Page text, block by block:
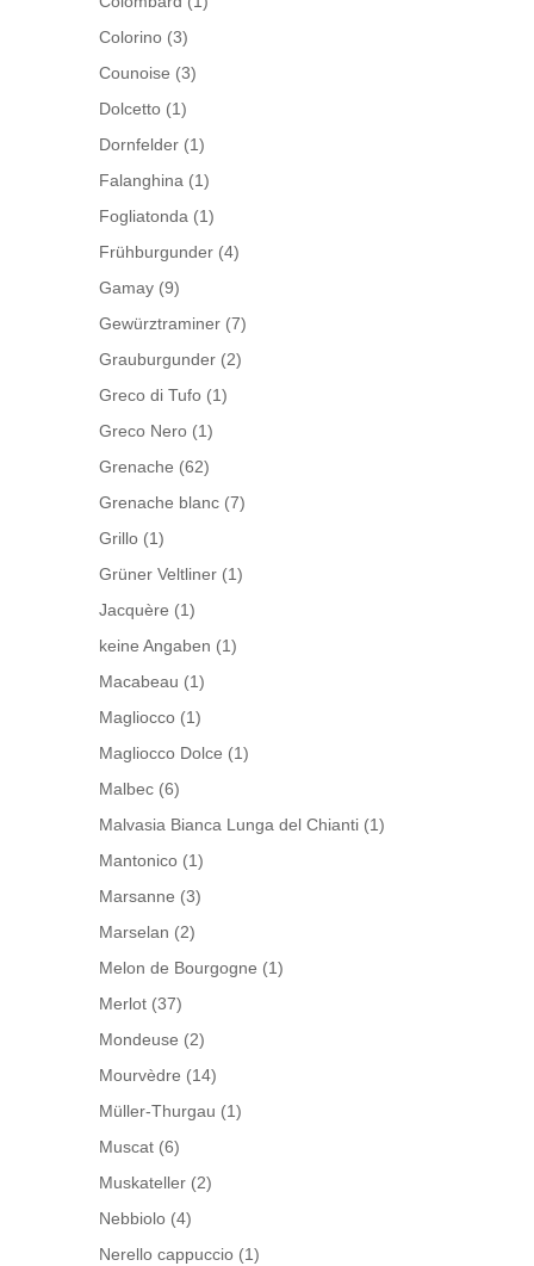
Colorino (3)
Counoise (3)
Dolcetto (1)
Dornfelder (1)
Falanghina (1)
Fogliatonda (1)
Frühburgunder (4)
Gamay (9)
Gewürztraminer (7)
Grauburgunder (2)
Greco di Tufo (1)
Greco Nero (1)
Grenache (62)
Grenache blanc (7)
Grillo (1)
Grüner Veltliner (1)
Jacquère (1)
keine Angaben (1)
Macabeau (1)
Magliocco (1)
Magliocco Dolce (1)
Malbec (6)
Malvasia Bianca Lunga del Chianti (1)
Mantonico (1)
Marsanne (3)
Marselan (2)
Melon de Bourgogne (1)
Merlot (37)
Mondeuse (2)
Mourvèdre (14)
Müller-Thurgau (1)
Muscat (6)
Muskateller (2)
Nebbiolo (4)
Nerello cappuccio (1)